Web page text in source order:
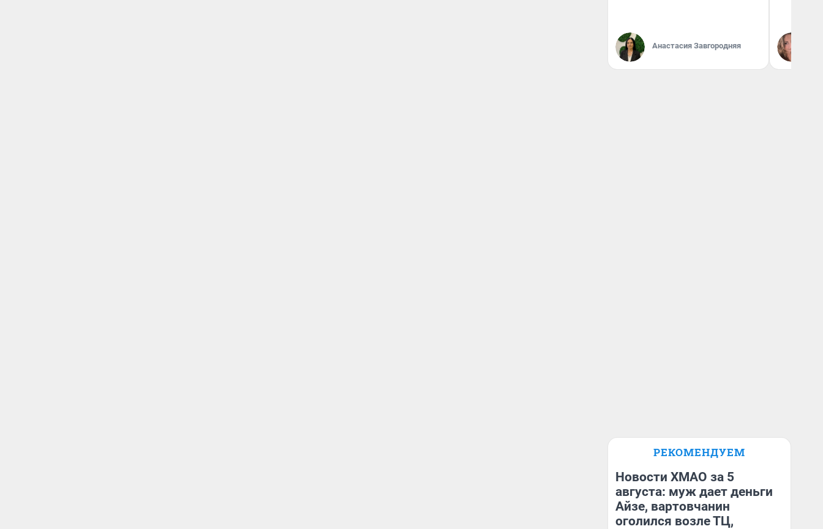
Анастасия Завгородняя
РЕКОМЕНДУЕМ
Новости ХМАО за 5
августа: муж дает деньги
Айзе, вартовчанин
оголился возле ТЦ,